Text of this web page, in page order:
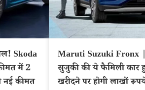
Skoda
में 2
नई कीमत
Maruti Suzuki Fronx
सुजुकी की ये फैमिली कार
खरीदने पर होगी लाखों